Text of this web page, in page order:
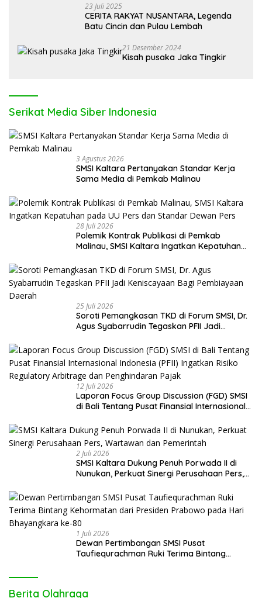
23 Juli 2025
CERITA RAKYAT NUSANTARA, Legenda
Batu Cincin dan Pulau Lembah
21 Desember 2024
Kisah pusaka Jaka Tingkir
Serikat Media Siber Indonesia
3 Agustus 2026
SMSI Kaltara Pertanyakan Standar Kerja
Sama Media di Pemkab Malinau
28 Juli 2026
Polemik Kontrak Publikasi di Pemkab
Malinau, SMSI Kaltara Ingatkan Kepatuhan
25 Juli 2026
Soroti Pemangkasan TKD di Forum SMSI, Dr.
Agus Syabarrudin Tegaskan PFII Jadi
12 Juli 2026
Laporan Focus Group Discussion (FGD) SMSI
di Bali Tentang Pusat Finansial Internasional
Arbitrage dan Penghindaran Pajak
2 Juli 2026
SMSI Kaltara Dukung Penuh Porwada II di
Nunukan, Perkuat Sinergi Perusahaan Pers,
1 Juli 2026
Dewan Pertimbangan SMSI Pusat
Taufiequrachman Ruki Terima Bintang
Berita Olahraga